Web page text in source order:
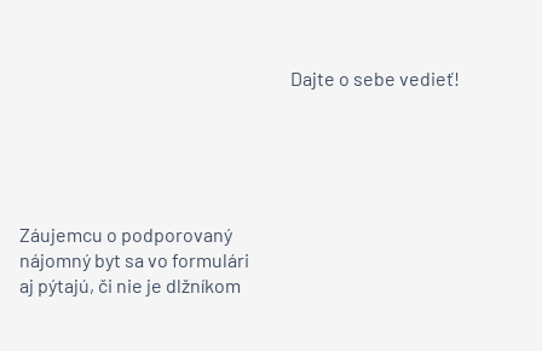
Dajte o sebe vedieť!
Záujemcu o podporovaný
nájomný byt sa vo formulári
aj pýtajú, či nie je dlžníkom